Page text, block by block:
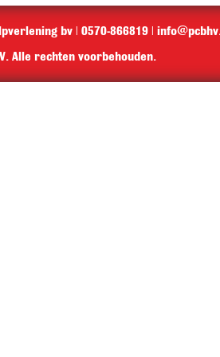
bv | 0570-866819 |
Alle rechten voorbehouden.